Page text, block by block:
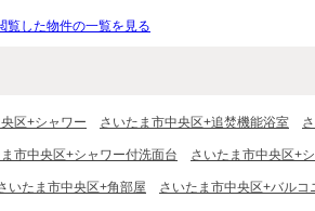
す
覧した物件の一覧を見る
区+シャワー さいたま市中央区+追焚機能浴室
市中央区+シャワー付洗面台 さいたま市中央区+
いたま市中央区+角部屋 さいたま市中央区+バルコ